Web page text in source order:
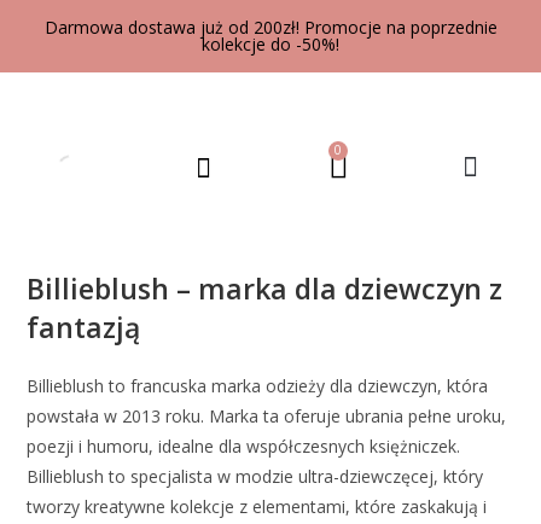
Darmowa dostawa już od 200zł! Promocje na poprzednie
kolekcje do -50%!
0
Billieblush – marka dla dziewczyn z
fantazją
Billieblush to francuska marka odzieży dla dziewczyn, która
powstała w 2013 roku. Marka ta oferuje ubrania pełne uroku,
poezji i humoru, idealne dla współczesnych księżniczek.
Billieblush to specjalista w modzie ultra-dziewczęcej, który
tworzy kreatywne kolekcje z elementami, które zaskakują i